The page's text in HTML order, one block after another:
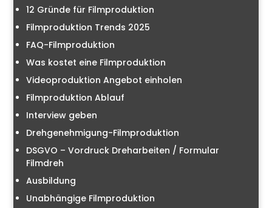
12 Gründe für Filmproduktion
Filmproduktion Trends 2025
FAQ-Filmproduktion
Was kostet eine Filmproduktion
Videoproduktion Angebot einholen
Filmproduktion Ablauf
Interview geben
Drehgenehmigung-Filmproduktion
DSGVO – Vordruck Dreharbeiten / Formular
Filmdreh
Ausbildung
Unabhängige Filmproduktion